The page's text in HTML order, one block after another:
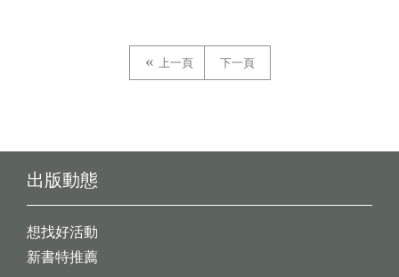
上一頁 下一頁
出版動態
想找好活動
新書特推薦